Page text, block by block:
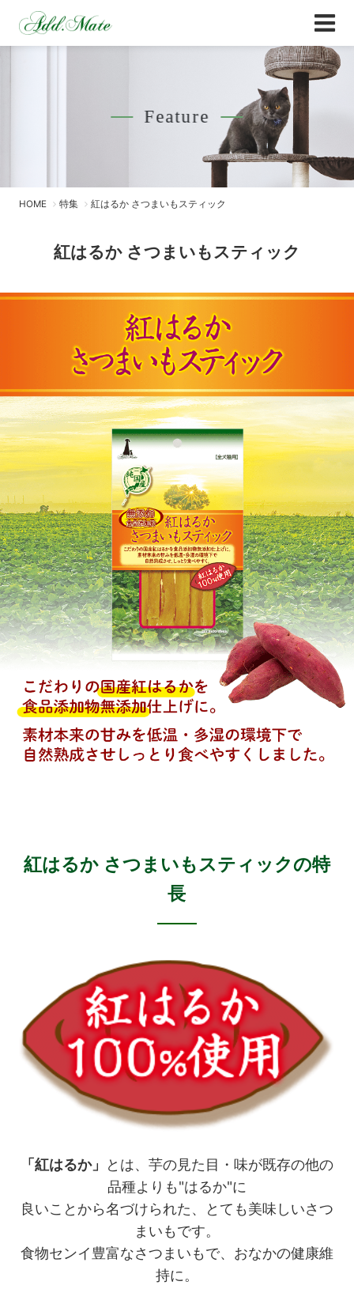
紅はるか さつまいもスティック - Add.Mate -
Feature
HOME 特集 紅はるか さつまいもスティック
紅はるか さつまいもスティック
紅はるか さつまいもスティックの特
長
「紅はるか」
とは、芋の見た目・味が既存の他の
品種よりも"はるか"に
良いことから名づけられた、とても美味しいさつ
まいもです。
食物センイ豊富なさつまいもで、おなかの健康維
持に。